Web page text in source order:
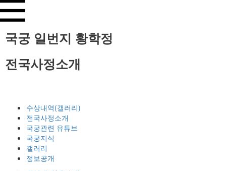
국궁 일번지 황학정
전국사정소개
수상내역(갤러리)
전국사정소개
국궁관련 유튜브
국궁지식
갤러리
정보공개